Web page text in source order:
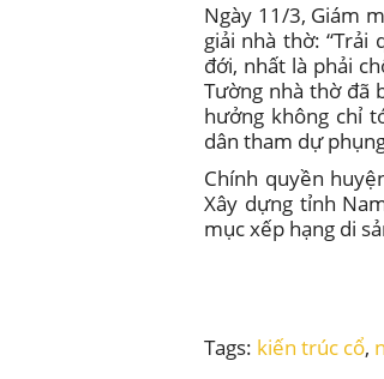
Ngày 11/3, Giám
giải nhà thờ:
đới, nhất là phải
Tường nhà thờ đã
hưởng không chỉ
dân tham dự
Chính quyền
Xây dựng tỉnh
mục xếp hạng di
Tags: kiến trúc cổ,